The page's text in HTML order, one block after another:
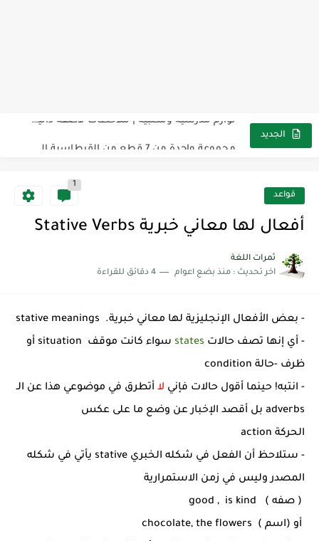
الجديد
أفضل أكواد خصم تفيدك عند التسوق Discount Codes That Help...
أهمية تعلم قواعد اللغة الإنجليزية | مكونات الجملة في اللغة...
قواعد
1
أفعال لها معاني خبرية Stative Verbs
ثمرات اللغة
اخر تحديث : منذ بضع اعوام 4 دقائق للقراءة
- بعض الأفعال الإنجليزية لها معاني خبرية. stative meanings
- أي إنها تصف حالات states
سواء كانت موقف situation أو
ظرف -حالة condition
- انتبه! حينما أقول حالات فإني لا أتطرق في موضوعي هذا عن الـ
adverbs بل أقصد الإخبار عن وضع ما على عكس
الحركة action
- ستلاحظ أن الفعل في شكله الخبري stative يأتي في شكله
المصدر وليس في زمن الاستمرارية
( صفه ) good , is kind
أو (اسم ) chocolate, the flowers